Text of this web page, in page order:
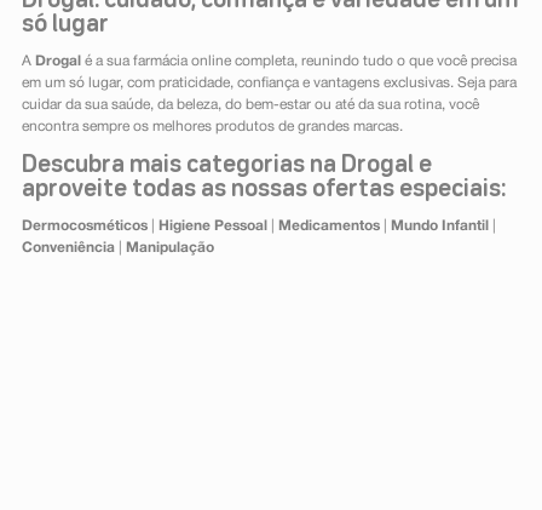
só lugar
A Drogal é a sua farmácia online completa, reunindo tudo o que você precisa
em um só lugar, com praticidade, confiança e vantagens exclusivas. Seja para
cuidar da sua saúde, da beleza, do bem-estar ou até da sua rotina, você
encontra sempre os melhores produtos de grandes marcas.
Descubra mais categorias na Drogal e
aproveite todas as nossas ofertas especiais:
Dermocosméticos| Higiene Pessoal Medicamentos| Mundo Infantil
Conveniência| Manipulação